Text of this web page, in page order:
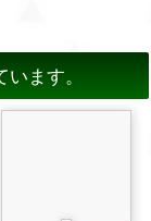
ます。